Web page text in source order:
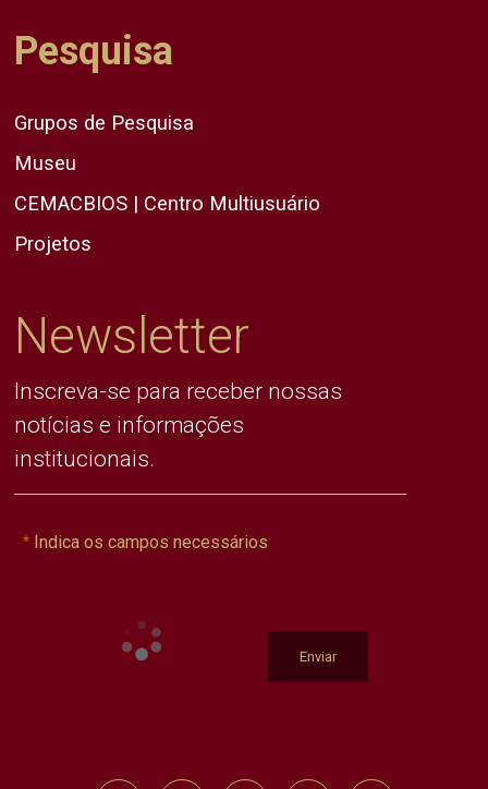
Pesquisa
Grupos de Pesquisa
Museu
CEMACBIOS | Centro Multiusuário
Projetos
Newsletter
Inscreva-se para receber nossas
notícias e informações
institucionais.
Indica os campos necessários
Enviar